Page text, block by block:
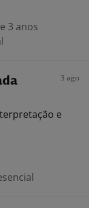
3 anos
3 ago
e